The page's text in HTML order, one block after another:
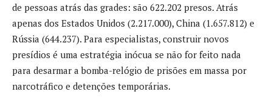
de pessoas atrás das grades: são 622.202 presos. Atrás
apenas dos Estados Unidos (2.217.000), China (1.657.812) e
Rússia (644.237). Para especialistas, construir novos
presídios é uma estratégia inócua se não for feito nada
para desarmar a bomba-relógio de prisões em massa por
narcotráfico e detenções temporárias.